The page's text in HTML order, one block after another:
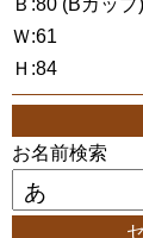
Ｂ:80 (Bカップ)
Ｗ:61
Ｈ:84
お名前検索